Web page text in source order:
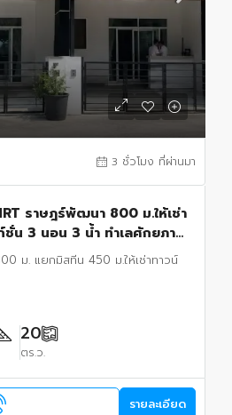
3 ชั่วโมง ที่ผ่านมา
ราษฎร์พัฒนา 800 ม.ให้เช่า
น 3 นอน 3 น้ำ ทำเลศักยภาพ
ม. แยกมิสทีน 450 ม.ให้เช่าทาวน์
20
ตร.ว.
รายละเอียด